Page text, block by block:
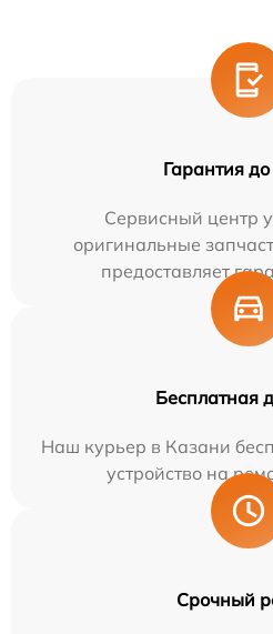
Гарантия
Сервисный центр
оригинальные
предоставляет
Бесплатная
Наш курьер в Казани
устройство на
Срочный